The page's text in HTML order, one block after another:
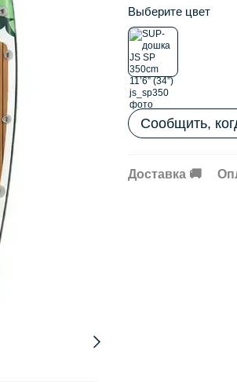
Выберите цвет
Сообщить,
Доставка 🚚